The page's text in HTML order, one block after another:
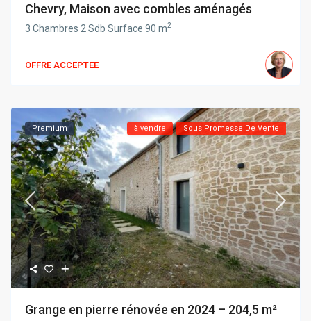
Chevry, Maison avec combles aménagés
3 Chambres·2 Sdb·Surface90 m2
OFFRE ACCEPTEE
Premium à vendre Sous Promesse De Vente
Grange en pierre rénovée en 2024 – 204,5 m²